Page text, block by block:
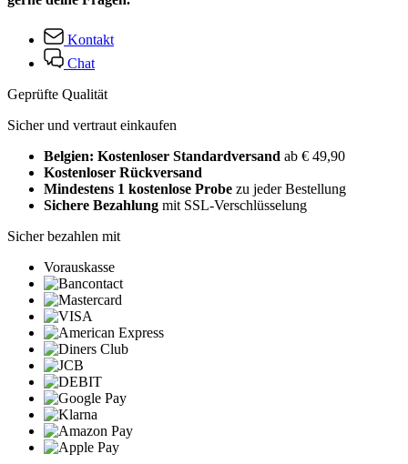
Kontakt
Chat
Geprüfte Qualität
Sicher und vertraut einkaufen
Belgien: Kostenloser Standardversand ab € 49,90
Kostenloser Rückversand
Mindestens 1 kostenlose Probe zu jeder Bestellung
Sichere Bezahlung mit SSL-Verschlüsselung
Sicher bezahlen mit
Vorauskasse